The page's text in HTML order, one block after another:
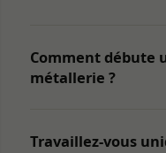
Comment débute
métallerie ?
Travaillez-vous